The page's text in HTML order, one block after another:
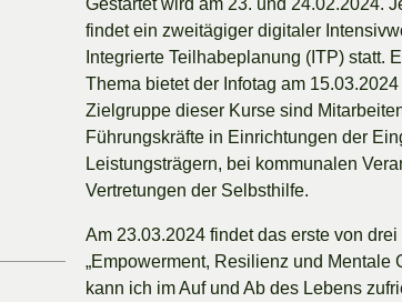
findet ein zweitägiger digitaler
Integrierte Teilhabeplanung (ITP) statt.
Thema bietet der Infotag am
Zielgruppe dieser Kurse sind
Führungskräfte in Einrichtungen der
Leistungsträgern, bei kommunalen
Vertretungen der Selbsthilfe.
Am 23.03.2024 findet das erste von
„Empowerment, Resilienz und Mentale
kann ich im Auf und Ab des Lebens